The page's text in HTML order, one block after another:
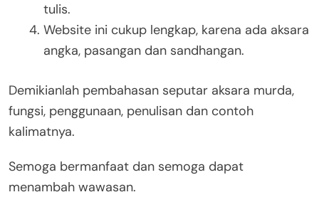
tulis.
Website ini cukup lengkap, karena ada aksara
angka, pasangan dan sandhangan.
Demikianlah pembahasan seputar aksara murda,
fungsi, penggunaan, penulisan dan contoh
kalimatnya.
Semoga bermanfaat dan semoga dapat
menambah wawasan.